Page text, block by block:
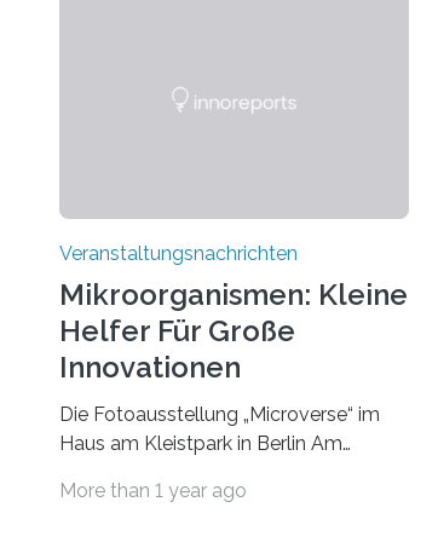
Veranstaltungsnachrichten
Mikroorganismen: Kleine
Helfer Für Große
Innovationen
Die Fotoausstellung „Microverse“ im
Haus am Kleistpark in Berlin Am
Kleistpark, Berlin-Schöneberg, die
More than 1 year ago